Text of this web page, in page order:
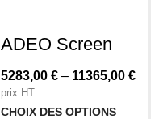
ADEO Screen
2.40
5283,00 € – 11365,00 €
prix HT
CHOIX DES OPTIONS